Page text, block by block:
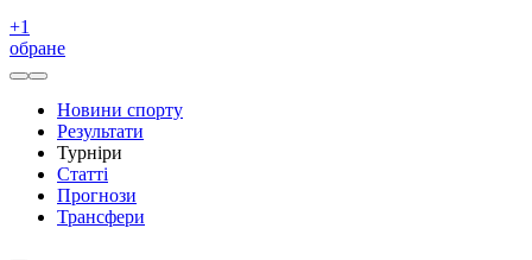
+1
обране
Новини спорту
Результати
Турніри
Статті
Прогнози
Трансфери